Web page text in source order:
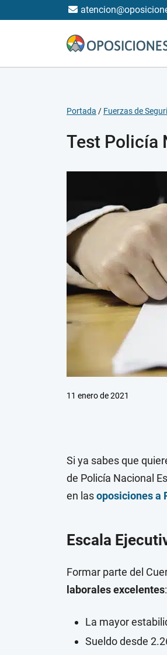
Portada / Fuerzas de
Test Policía
11 enero de 2021
Si ya sabes que
de Policía Nacional
en lasoposiciones a
Escala
Formar parte del
laborales excelentes:
La mayor
Sueldo desde